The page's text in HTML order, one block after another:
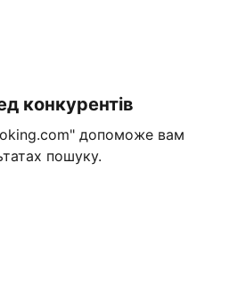
конкурентів
допоможе вам
пошуку.